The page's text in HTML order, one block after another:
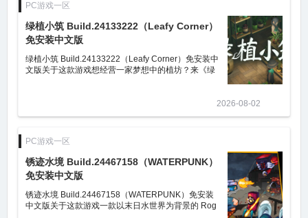
PC游戏一区
绿植小筑 Build.24133222（Leafy Corner）
免安装中文版
绿植小筑 Build.24133222（Leafy Corner）免安装中
文版关于这款游戏想经营一家梦想中的植坊？来《绿
2026-08-02
PC游戏一区
锈迹水境 Build.24467158（WATERPUNK）
免安装中文版
锈迹水境 Build.24467158（WATERPUNK）免安装
中文版关于这款游戏一款以末日水世界为背景的 Rog